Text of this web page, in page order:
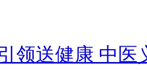
领送健康 中医